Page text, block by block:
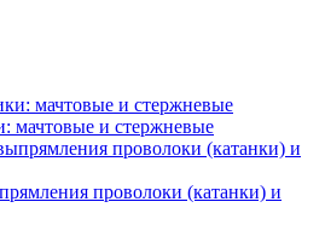
мачтовые и стержневые
проволоки (катанки) и